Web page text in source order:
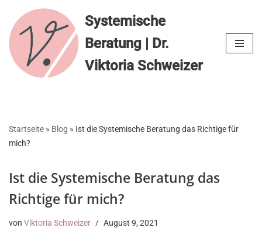
Zum
Inhalt
springen
Systemische
Beratung | Dr.
Viktoria Schweizer
Startseite » Blog » Ist die Systemische Beratung das Richtige für
mich?
Ist die Systemische Beratung das
Richtige für mich?
von Viktoria Schweizer August 9, 2021